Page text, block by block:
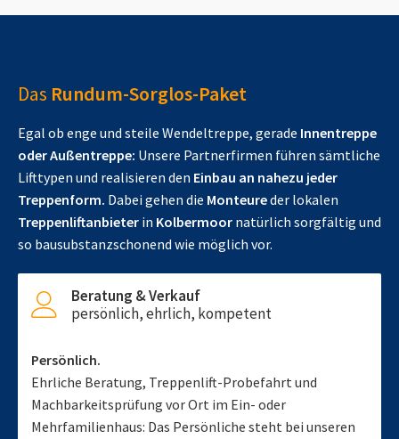
Das Rundum-Sorglos-Paket
Egal ob enge und steile Wendeltreppe, gerade Innentreppe
oder Außentreppe: Unsere Partnerfirmen führen sämtliche
Lifttypen und realisieren den Einbau an nahezu jeder
Treppenform. Dabei gehen die Monteureder lokalen
Treppenliftanbieter in Kolbermoor natürlich sorgfältig und
so bausubstanzschonend wie möglich vor.
Beratung & Verkauf
persönlich, ehrlich, kompetent
Persönlich.
Ehrliche Beratung, Treppenlift-Probefahrt und
Machbarkeitsprüfung vor Ort im Ein- oder
Mehrfamilienhaus: Das Persönliche steht bei unseren